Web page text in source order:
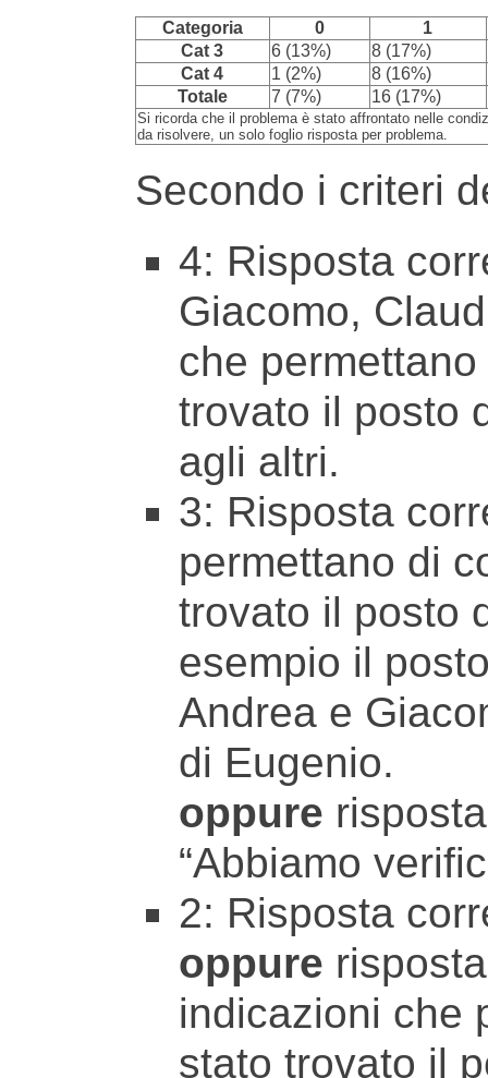
Categoria 0
1
Cat 3
6 (13%) 8 (17%)
Cat 4
1 (2%) 8 (16%)
Totale
7 (7%) 16 (17%)
Si ricorda che il problema è stato affrontato nelle
da risolvere, un solo foglio risposta per problema.
Secondo i criteri
4: Risposta
Giacomo,
che
trovato il posto
agli altri.
3: Risposta
permettano di
trovato il posto
esempio il
Andrea e
di Eugenio.
oppure
“Abbiamo
2: Risposta
oppure
indicazioni che
stato trovato il